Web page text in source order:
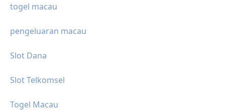
togel macau
pengeluaran macau
Slot Dana
Slot Telkomsel
Togel Macau